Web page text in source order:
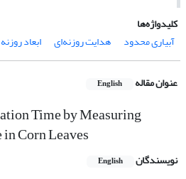
کلیدواژه‌ها
آبیاری محدود
هدایت روزنه‌ای ابعاد روزنه
عنوان مقاله English
Time by Measuring
Corn Leaves
نویسندگان English